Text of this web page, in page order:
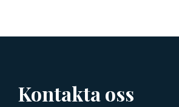
Kontakta oss